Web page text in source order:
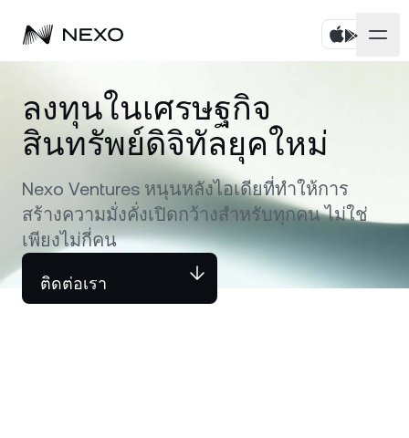
ซื้อสินทรัพย์
Flexible Savings
Fixed-term Savings
Dual Investment
ธุรกิจ
บัญชีองค์กร
ไพรมโบรกเกอร์
White Label
ตลาด
ตลาดเพิ่มขึ้น 0.66%ในช่วง 24 ชั่วโมงที่ผ่านมา
Bitcoin BTC
บริษัท
เกี่ยวกับภาษาและภูมิภาค
ลงทุนในเศรษฐกิจ
สินทรัพย์ดิจิทัลยุคใหม่
Nexo Ventures หนุนหลังไอเดียที่ทำให้การ
สร้างความมั่งคั่งเปิดกว้างสำหรับทุกคน ไม่ใช่
เพียงไม่กี่คน
ติดต่อเรา